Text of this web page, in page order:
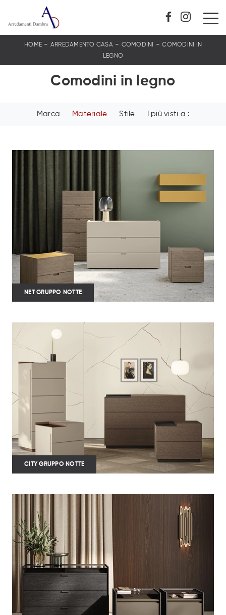
HOME - ARREDAMENTO CASA- COMODINI -COMODINI IN
LEGNO
Comodini in legno
Marca Materiale Stile I più visti a :
NET GRUPPO NOTTE
CITY GRUPPO NOTTE